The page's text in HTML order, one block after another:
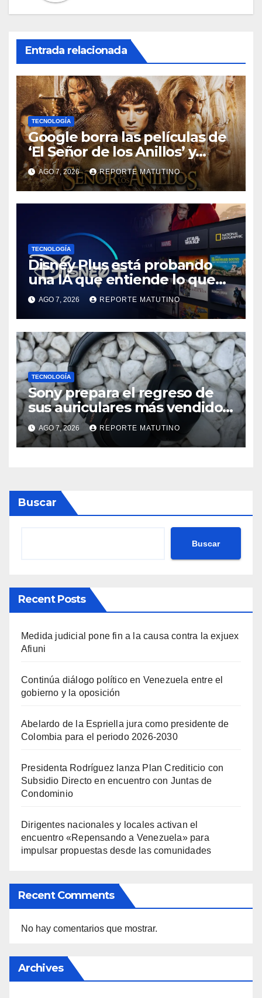
Entrada relacionada
TECNOLOGÍA
Google borra las películas de
‘El Señor de los Anillos’ y
reabre el debate sobre la
propiedad digital
AGO 7, 2026 REPORTE MATUTINO
TECNOLOGÍA
Disney Plus está probando
una IA que entiende lo que
quieres ver
AGO 7, 2026 REPORTE MATUTINO
TECNOLOGÍA
Sony prepara el regreso de
sus auriculares más vendidos,
ahora más baratos
AGO 7, 2026 REPORTE MATUTINO
Buscar
Buscar
Recent Posts
Medida judicial pone fin a la causa contra la exjuex
Afiuni
Continúa diálogo político en Venezuela entre el
gobierno y la oposición
Abelardo de la Espriella jura como presidente de
Colombia para el periodo 2026-2030
Presidenta Rodríguez lanza Plan Crediticio con
Subsidio Directo en encuentro con Juntas de
Condominio
Dirigentes nacionales y locales activan el
encuentro «Repensando a Venezuela» para
impulsar propuestas desde las comunidades
Recent Comments
No hay comentarios que mostrar.
Archives